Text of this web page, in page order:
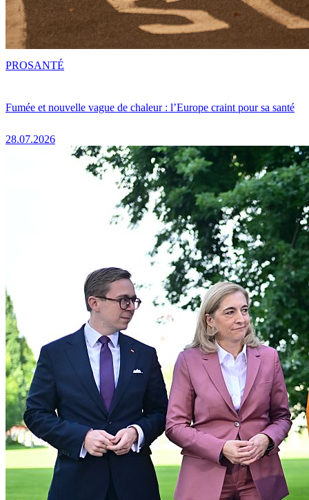
Fumée et nouvelle vague de chaleur : l’Europe craint pour sa santé
28.07.2026
PROSANTÉ